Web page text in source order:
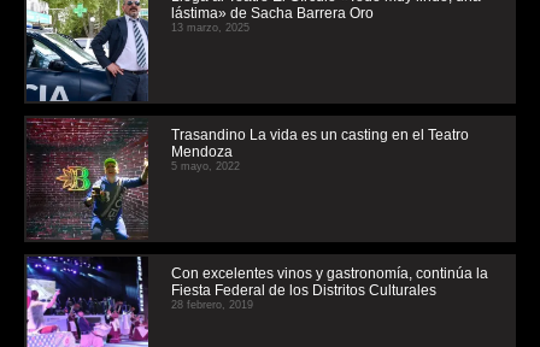
lástima» de Sacha Barrera Oro
13 marzo, 2025
Trasandino La vida es un casting en el Teatro
Mendoza
5 mayo, 2022
Con excelentes vinos y gastronomía, continúa la
Fiesta Federal de los Distritos Culturales
28 febrero, 2019